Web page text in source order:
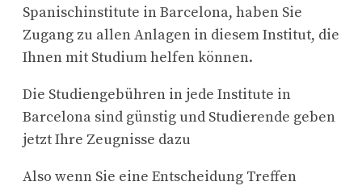
Spanischinstitute in Barcelona, haben Sie
Zugang zu allen Anlagen in diesem Institut, die
Ihnen mit Studium helfen können.
Die Studiengebühren in jede Institute in
Barcelona sind günstig und Studierende geben
jetzt Ihre Zeugnisse dazu
Also wenn Sie eine Entscheidung Treffen